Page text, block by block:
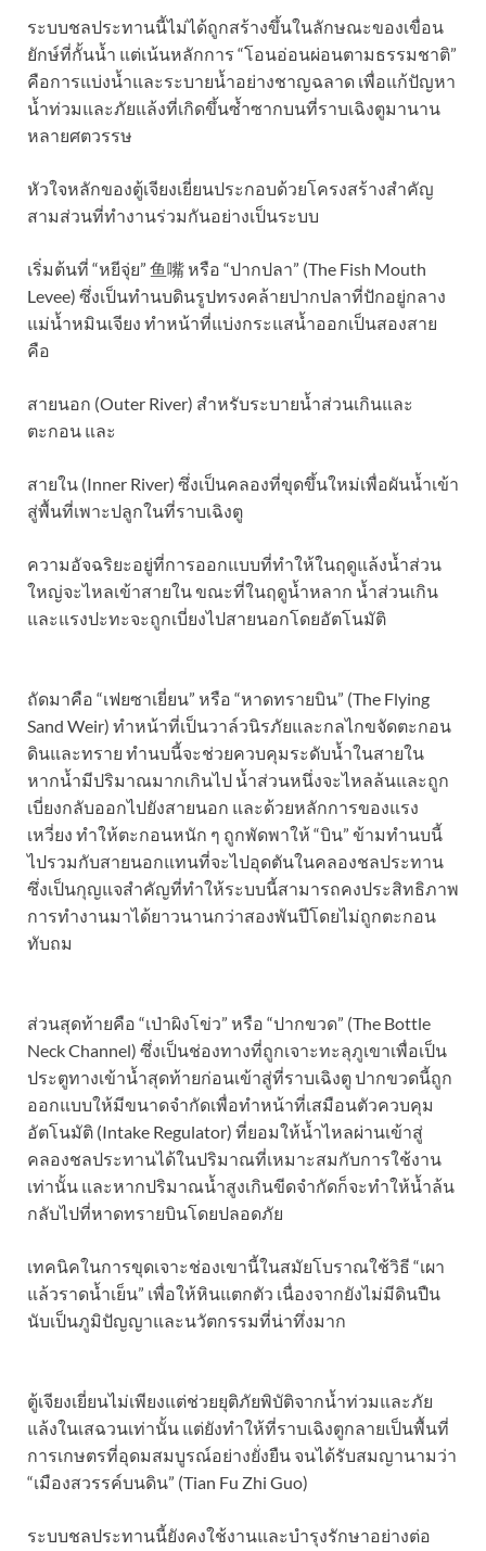
ระบบชลประทานนี้ไม่ได้ถูกสร้างขึ้นในลักษณะของเขื่อน
ยักษ์ที่กั้นน้ำ แต่เน้นหลักการ “โอนอ่อนผ่อนตามธรรมชาติ”
คือการแบ่งน้ำและระบายน้ำอย่างชาญฉลาด เพื่อแก้ปัญหา
น้ำท่วมและภัยแล้งที่เกิดขึ้นซ้ำซากบนที่ราบเฉิงตูมานาน
หลายศตวรรษ
หัวใจหลักของตู้เจียงเยี่ยนประกอบด้วยโครงสร้างสำคัญ
สามส่วนที่ทำงานร่วมกันอย่างเป็นระบบ
เริ่มต้นที่ “หยีจุ่ย” 鱼嘴 หรือ “ปากปลา” (The Fish Mouth
Levee) ซึ่งเป็นทำนบดินรูปทรงคล้ายปากปลาที่ปักอยู่กลาง
แม่น้ำหมินเจียง ทำหน้าที่แบ่งกระแสน้ำออกเป็นสองสาย
คือ
สายนอก (Outer River) สำหรับระบายน้ำส่วนเกินและ
ตะกอน และ
สายใน (Inner River) ซึ่งเป็นคลองที่ขุดขึ้นใหม่เพื่อผันน้ำเข้า
สู่พื้นที่เพาะปลูกในที่ราบเฉิงตู
ความอัจฉริยะอยู่ที่การออกแบบที่ทำให้ในฤดูแล้งน้ำส่วน
ใหญ่จะไหลเข้าสายใน ขณะที่ในฤดูน้ำหลาก น้ำส่วนเกิน
และแรงปะทะจะถูกเบี่ยงไปสายนอกโดยอัตโนมัติ
ถัดมาคือ “เฟยซาเยี่ยน” หรือ “หาดทรายบิน” (The Flying
Sand Weir) ทำหน้าที่เป็นวาล์วนิรภัยและกลไกขจัดตะกอน
ดินและทราย ทำนบนี้จะช่วยควบคุมระดับน้ำในสายใน
หากน้ำมีปริมาณมากเกินไป น้ำส่วนหนึ่งจะไหลล้นและถูก
เบี่ยงกลับออกไปยังสายนอก และด้วยหลักการของแรง
เหวี่ยง ทำให้ตะกอนหนัก ๆ ถูกพัดพาให้ “บิน” ข้ามทำนบนี้
ไปรวมกับสายนอกแทนที่จะไปอุดตันในคลองชลประทาน
ซึ่งเป็นกุญแจสำคัญที่ทำให้ระบบนี้สามารถคงประสิทธิภาพ
การทำงานมาได้ยาวนานกว่าสองพันปีโดยไม่ถูกตะกอน
ทับถม
ส่วนสุดท้ายคือ “เป่าผิงโข่ว” หรือ “ปากขวด” (The Bottle
Neck Channel) ซึ่งเป็นช่องทางที่ถูกเจาะทะลุภูเขาเพื่อเป็น
ประตูทางเข้าน้ำสุดท้ายก่อนเข้าสู่ที่ราบเฉิงตู ปากขวดนี้ถูก
ออกแบบให้มีขนาดจำกัดเพื่อทำหน้าที่เสมือนตัวควบคุม
อัตโนมัติ (Intake Regulator) ที่ยอมให้น้ำไหลผ่านเข้าสู่
คลองชลประทานได้ในปริมาณที่เหมาะสมกับการใช้งาน
เท่านั้น และหากปริมาณน้ำสูงเกินขีดจำกัดก็จะทำให้น้ำล้น
กลับไปที่หาดทรายบินโดยปลอดภัย
เทคนิคในการขุดเจาะช่องเขานี้ในสมัยโบราณใช้วิธี “เผา
แล้วราดน้ำเย็น” เพื่อให้หินแตกตัว เนื่องจากยังไม่มีดินปืน
นับเป็นภูมิปัญญาและนวัตกรรมที่น่าทึ่งมาก
ตู้เจียงเยี่ยนไม่เพียงแต่ช่วยยุติภัยพิบัติจากน้ำท่วมและภัย
แล้งในเสฉวนเท่านั้น แต่ยังทำให้ที่ราบเฉิงตูกลายเป็นพื้นที่
การเกษตรที่อุดมสมบูรณ์อย่างยั่งยืน จนได้รับสมญานามว่า
“เมืองสวรรค์บนดิน” (Tian Fu Zhi Guo)
ระบบชลประทานนี้ยังคงใช้งานและบำรุงรักษาอย่างต่อ